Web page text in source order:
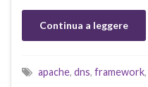
Continua a leggere
apache, dns, framework,